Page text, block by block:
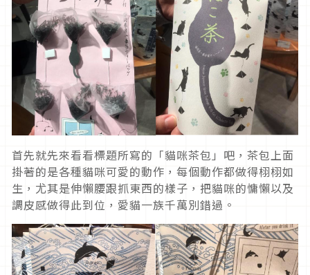
首先就先來看看標題所寫的「貓咪茶包」吧，茶包上面
掛著的是各種貓咪可愛的動作，每個動作都做得栩栩如
生，尤其是伸懶腰跟抓東西的樣子，把貓咪的慵懶以及
調皮感做得此到位，愛貓一族千萬別錯過。